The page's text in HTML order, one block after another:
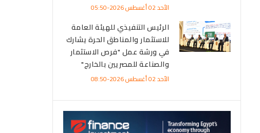
الأحد 02 أغسطس 2026-05:50
الرئيس التنفيذي للهيئة العامة
للاستثمار والمناطق الحرة يشارك
في ورشة عمل "فرص الاستثمار
والصناعة للمصريين بالخارج"
الأحد 02 أغسطس 2026-08:50